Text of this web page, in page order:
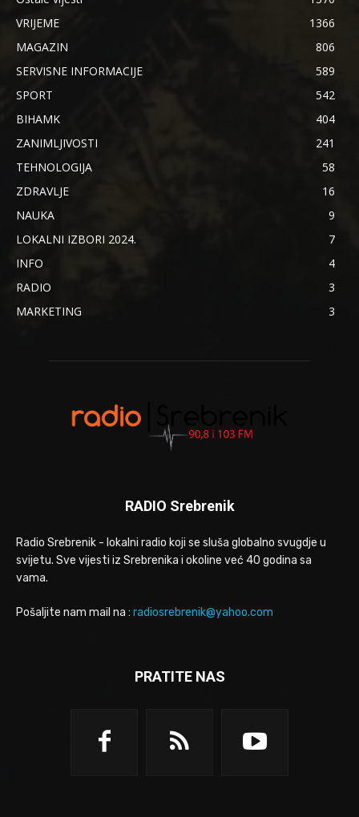
VRIJEME
1366
MAGAZIN
806
SERVISNE INFORMACIJE
589
SPORT
542
BIHAMK
404
ZANIMLJIVOSTI
241
TEHNOLOGIJA
58
ZDRAVLJE
16
NAUKA
9
LOKALNI IZBORI 2024.
7
INFO
4
RADIO
3
MARKETING
3
RADIO Srebrenik
Radio Srebrenik - lokalni radio koji se sluša globalno svugdje u
svijetu. Sve vijesti iz Srebrenika i okoline već 40 godina sa
vama.
Pošaljite nam mail na : radiosrebrenik@yahoo.com
PRATITE NAS